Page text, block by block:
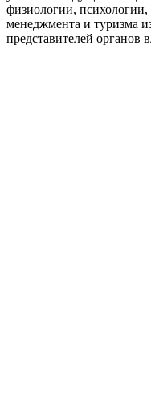
физиологии,
менеджмента и туризма
представителей органов